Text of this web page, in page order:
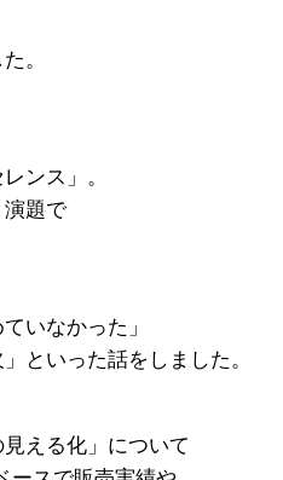
。
ンス」。
題で
いなかった」
といった話をしました。
える化」について